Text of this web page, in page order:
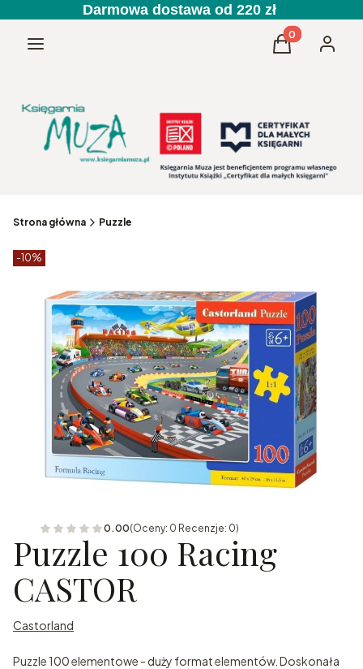
Darmowa dostawa od 220 zł
Menu Produkty w
Koszyk
Strona główna Puzzle
Etykiety produktu
-10%
0.00(Oceny: 0 Recenzje: 0)
Puzzle 100 Racing
CASTOR
Castorland
Puzzle 100 elementowe - duży format elementów. Doskonała